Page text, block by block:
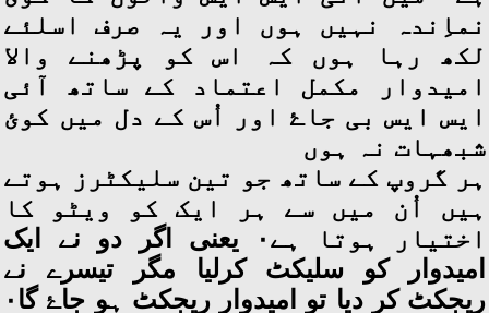
نماِندہ نہیں ہوں اور یہ صرف اسلئے
لکھ رہا ہوں کہ اس کو پڑھنے والا
امیدوار مکمل اعتماد کے ساتھ آئی
ایس ایس بی جاۓ اور اُس کے دل میں کوئ
شبھہات نہ ہوں
ہر گروپ کے ساتھ جو تین سلیکٹرز ہوتے
ہیں اُن میں سے ہر ایک کو ویٹو کا
اختیار ہوتا ہے۰ یعنی اگر دو نے ایک
امیدوار کو سلیکٹ کرلیا مگر تیسرے نے
ریجکٹ کر دیا تو امیدوار ریجکٹ ہو جاۓ گا۰